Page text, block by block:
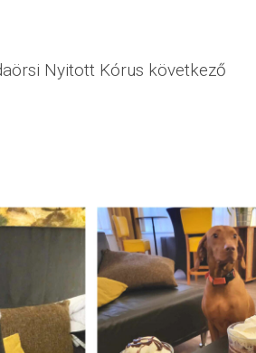
Nyitott Kórus következő